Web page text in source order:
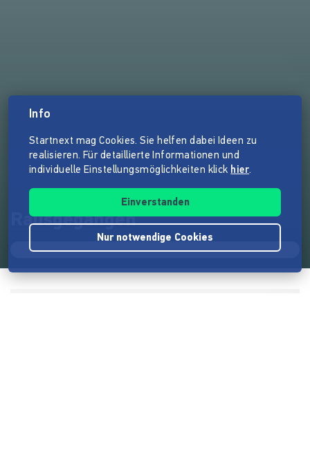
Rausgegangen
Info
Startnext mag Cookies. Sie helfen dabei Ideen zu
realisieren. Für detaillierte Informationen und
individuelle Einstellungsmöglichkeiten klick hier.
Einverstanden
Nur notwendige Cookies